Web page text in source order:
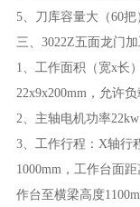
5、刀库容量大（60把
三、3022Z五面龙门
1、工作面积（宽x长
22x9x200mm，允许负
2、主轴电机功率
3、工作行程：X轴行
1000mm，工作台面
作台至横梁高度